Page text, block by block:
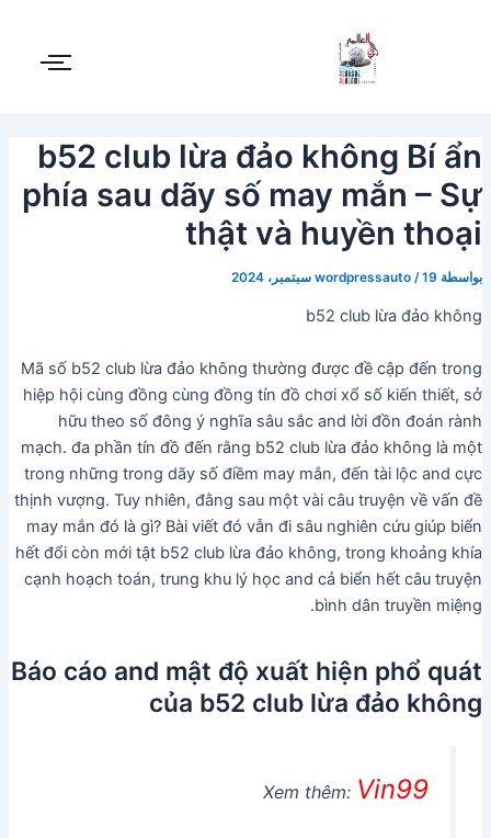
b52 club lừa đảo không Bí ẩn
phía sau dãy số may mắn – Sự
thật và huyền thoại
بواسطة wordpressauto/19 سبتمبر، 2024
b52 club lừa đảo không
Mã số b52 club lừa đảo không thường được đề cập đến trong
hiệp hội cùng đồng cùng đồng tín đồ chơi xổ số kiến thiết, sở
hữu theo số đông ý nghĩa sâu sắc and lời đồn đoán rành
mạch. đa phần tín đồ đến rằng b52 club lừa đảo không là một
trong những trong dãy số điềm may mắn, đến tài lộc and cực
thịnh vượng. Tuy nhiên, đằng sau một vài câu truyện về vấn đề
may mắn đó là gì? Bài viết đó vẫn đi sâu nghiên cứu giúp biển
hết đổi còn mới tật b52 club lừa đảo không, trong khoảng khía
cạnh hoạch toán, trung khu lý học and cả biển hết câu truyện
bình dân truyền miệng.
Báo cáo and mật độ xuất hiện phổ quát
của b52 club lừa đảo không
Xem thêm: Vin99